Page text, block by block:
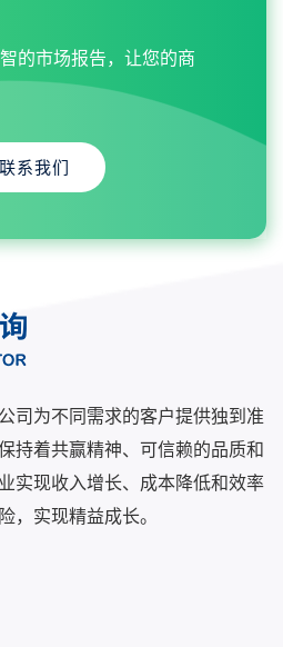
的市场报告，让您的商
联系我们
司为不同需求的客户提供独到准
持着共赢精神、可信赖的品质和
实现收入增长、成本降低和效率
，实现精益成长。